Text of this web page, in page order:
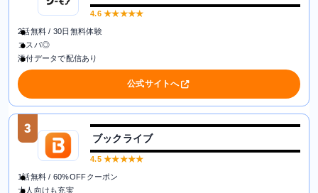
4.6★★★★★
2話無料 / 30日無料体験
コスパ◎
添付データで配信あり
公式サイトへ
3
ブックライブ
4.5★★★★★
1話無料 / 60%OFFクーポン
大人向けも充実